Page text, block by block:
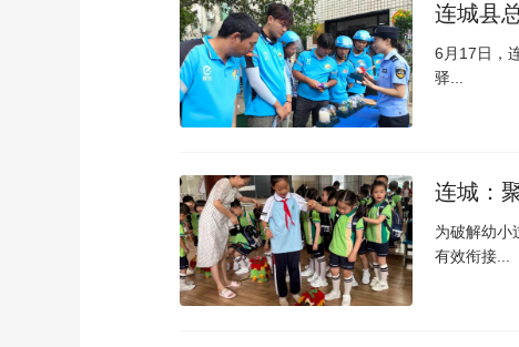
连城县
6月17日，
驿...
连城：
为破解幼小
有效衔接...